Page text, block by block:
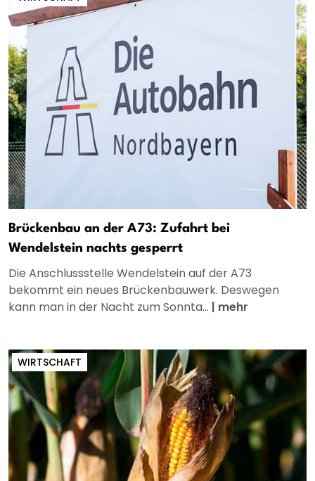
Brückenbau an der A73: Zufahrt bei
Wendelstein nachts gesperrt
Die Anschlussstelle Wendelstein auf der A73
bekommt ein neues Brückenbauwerk. Deswegen
kann man in der Nacht zum Sonnta... | mehr
WIRTSCHAFT